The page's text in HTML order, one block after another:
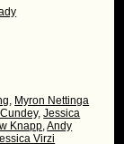
, Myron Nettinga
,Jessica
Knapp,Andy
Virzi